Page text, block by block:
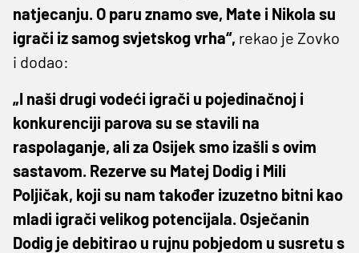
natjecanju. O paru znamo sve, Mate i Nikola su
igrači iz samog svjetskog vrha“, rekao je Zovko
i dodao:
„I naši drugi vodeći igrači u pojedinačnoj i
konkurenciji parova su se stavili na
raspolaganje, ali za Osijek smo izašli s ovim
sastavom. Rezerve su Matej Dodig i Mili
Poljičak, koji su nam također izuzetno bitni kao
mladi igrači velikog potencijala. Osječanin
Dodig je debitirao u rujnu pobjedom u susretu s